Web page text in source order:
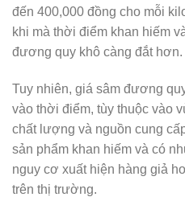
đến 400,000 đồng cho mỗi
khi mà thời điểm khan hiếm
đương quy khô càng đắt hơn.
Tuy nhiên, giá sâm đương
vào thời điểm, tùy thuộc vào
chất lượng và nguồn cung
sản phẩm khan hiếm và có
nguy cơ xuất hiện hàng giả
trên thị trường.